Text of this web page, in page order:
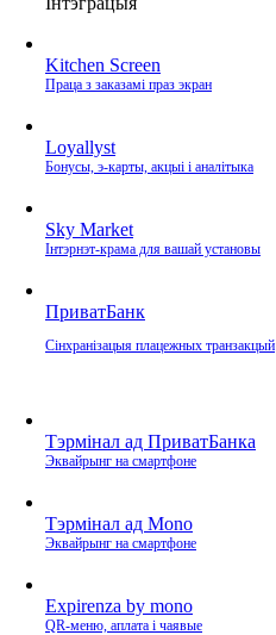
Kitchen Screen
Праца з заказамі праз экран
Loyallyst
Бонусы, э‑карты, акцыі і аналітыка
Sky Market
Інтэрнэт‑крама для вашай установы
ПриватБанк
Сінхранізацыя плацежных транзакцый
Тэрмінал ад ПриватБанка
Эквайрынг на смартфоне
Тэрмінал ад Mono
Эквайрынг на смартфоне
Expirenza by mono
QR‑меню, аплата і чаявые